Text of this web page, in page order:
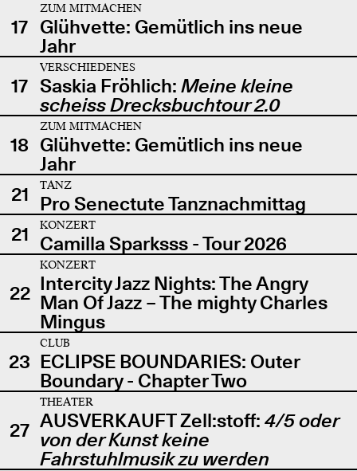
17
ZUM MITMACHEN
Glühvette: Gemütlich ins neue
Jahr
17
VERSCHIEDENES
Saskia Fröhlich: Meine kleine
scheiss Drecksbuchtour 2.0
18
ZUM MITMACHEN
Glühvette: Gemütlich ins neue
Jahr
21
TANZ
Pro Senectute Tanznachmittag
21
KONZERT
Camilla Sparksss - Tour 2026
22
KONZERT
Intercity Jazz Nights: The Angry
Man Of Jazz – The mighty Charles
Mingus
23
CLUB
ECLIPSE BOUNDARIES: Outer
Boundary - Chapter Two
27
THEATER
AUSVERKAUFT Zell:stoff: 4/5 oder
von der Kunst keine
Fahrstuhlmusik zu werden